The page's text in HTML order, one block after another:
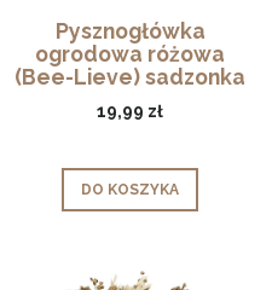
Pysznogłówka
ogrodowa różowa
(Bee-Lieve) sadzonka
P14
19,99 zł
DO KOSZYKA